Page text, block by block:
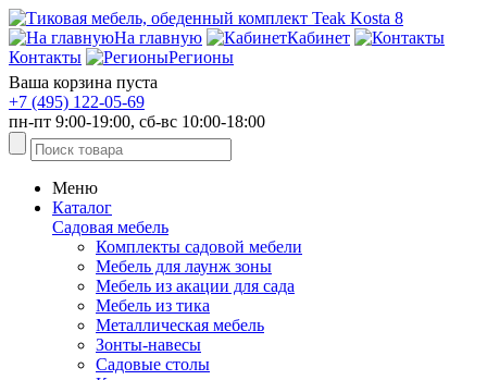
На главную
Кабинет
Контакты
Регионы
Ваша корзина пуста
+7 (495) 122-05-69
пн-пт 9:00-19:00, сб-вс 10:00-18:00
Меню
Каталог
Садовая мебель
Комплекты садовой мебели
Мебель для лаунж зоны
Мебель из акации для сада
Мебель из тика
Металлическая мебель
Зонты-навесы
Садовые столы